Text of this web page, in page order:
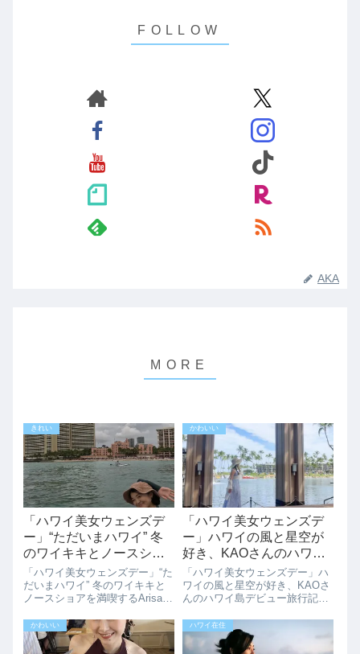
AKA
きれい
「ハワイ美女ウェンズデ
ー」“ただいまハワイ” 冬
のワイキキとノースショ
アを満喫するArisaさんの
サーフトリップ
「ハワイ美女ウェンズデー」“た
だいまハワイ” 冬のワイキキと
ノースショアを満喫するArisaさ
ライフを楽しむArisaさんにハワ
イサーフとリップをインタビュ
ーさせていただきました。再び
かわいい
「ハワイ美女ウェンズデ
ー」ハワイの風と星空が
好き、KAOさんのハワイ
島デビュー旅行記
「ハワイ美女ウェンズデー」ハ
ワイの風と星空が好き、KAOさ
んのハワイ島デビュー旅行記名
ハワイは3歳。大人になってか
らのハワイ旅行が楽しすぎて、
母娘ですっかりハワイ病拗らせ
かわいい ハワイ在住